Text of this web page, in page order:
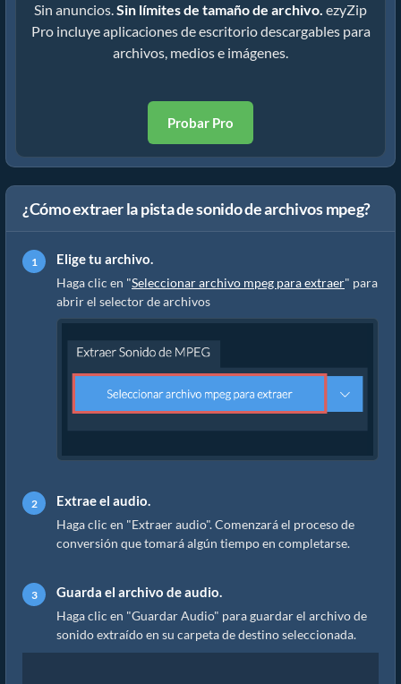
Sin anuncios.Sin límites de tamaño de archivo. ezyZip
Pro incluye aplicaciones de escritorio descargables para
archivos, medios e imágenes.
Probar Pro
¿Cómo extraer la pista de sonido de archivos mpeg?
Elige tu archivo.
Haga clic en "Seleccionar archivo mpeg para extraer" para
abrir el selector de archivos
Extrae el audio.
Haga clic en "Extraer audio". Comenzará el proceso de
conversión que tomará algún tiempo en completarse.
Guarda el archivo de audio.
Haga clic en "Guardar Audio" para guardar el archivo de
sonido extraído en su carpeta de destino seleccionada.